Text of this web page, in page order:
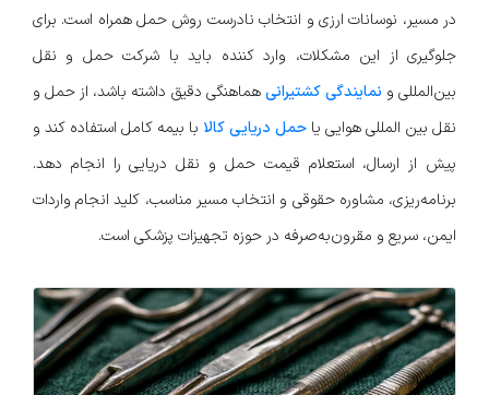
در مسیر، نوسانات ارزی و انتخاب نادرست روش حمل همراه است. برای
جلوگیری از این مشکلات، وارد کننده باید با شرکت حمل و نقل
بین‌المللی و نمایندگی کشتیرانیهماهنگی دقیق داشته باشد، از حمل و
نقل بین المللی هوایی یا حمل دریایی کالا با بیمه کامل استفاده کند و
پیش از ارسال، استعلام قیمت حمل و نقل دریایی را انجام دهد.
برنامه‌ریزی، مشاوره حقوقی و انتخاب مسیر مناسب، کلید انجام واردات
ایمن، سریع و مقرون‌به‌صرفه در حوزه تجهیزات پزشکی است.